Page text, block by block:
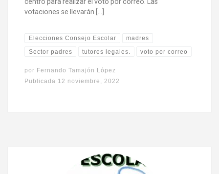
votaciones se llevarán […]
Elecciones Consejo Escolar madres
Sector padres tutores legales. voto por correo
por Fernando Tamajón López
Publicada 12 noviembre, 2022